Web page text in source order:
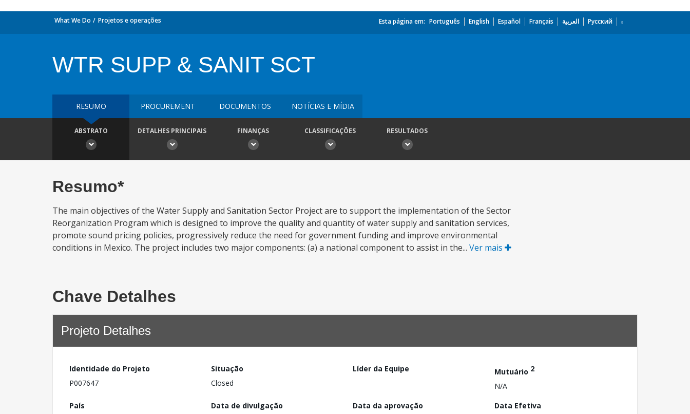
What We Do Projetos e operações Esta página em: Português English Español Français العربية Русский
WTR SUPP & SANIT SCT
RESUMO PROCUREMENT DOCUMENTOS NOTÍCIAS E MÍDIA
ABSTRATO DETALHES PRINCIPAIS FINANÇAS CLASSIFICAÇÕES RESULTADOS
Resumo*
The main objectives of the Water Supply and Sanitation Sector Project are to support the implementation of the Sector
Reorganization Program which is designed to improve the quality and quantity of water supply and sanitation services,
promote sound pricing policies, progressively reduce the need for government funding and improve environmental
conditions in Mexico. The project includes two major components: (a) a national component to assist in the... Ver mais
Chave Detalhes
Projeto Detalhes
Identidade do Projeto
P007647
Situação
Closed
Líder da Equipe Mutuário 2
N/A
País
Data de divulgação
Data da aprovação
Data Efetiva